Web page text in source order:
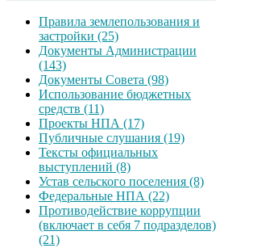
Правила землепользования и
застройки (25)
Документы Администрации
(143)
Документы Совета (98)
Использование бюджетных
средств (11)
Проекты НПА (17)
Публичные слушания (19)
Тексты официальных
выступлений (8)
Устав сельского поселения (8)
Федеральные НПА (22)
Противодействие коррупции
(включает в себя 7 подразделов)
(21)